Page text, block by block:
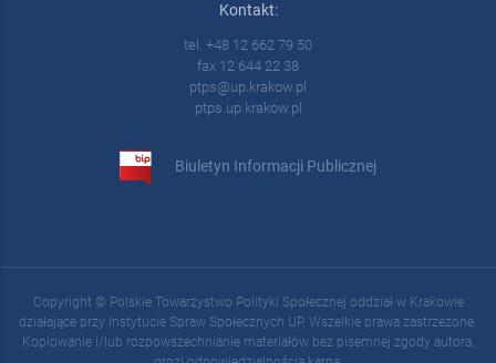
Kontakt:
tel. +48 12 662 79 50
fax 12 644 22 38
ptps@up.krakow.pl
ptps.up.krakow.pl
Biuletyn Informacji Publicznej
Copyright © Polskie Towarzystwo Polityki Społecznej oddział w Krakowie
działające przy Instytucie Spraw Społecznych UP. Wszelkie prawa zastrzeżone.
Kopiowanie i/lub rozpowszechnianie materiałów bez pisemnej zgody autora,